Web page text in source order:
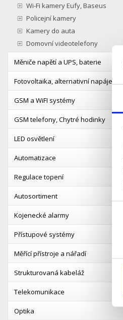
Wi-Fi kamery Eufy, Baseus
Policejní kamery
Kamery do auta
Domovní videotelefony
Měniče napětí a UPS, baterie
Fotovoltaika, alternativní napájení
GSM a WiFI systémy
GSM telefony, Chytré hodinky
LED osvětlení
Automatizace
Regulace topení
Autosortiment
Kojenecké alarmy
Přístupové systémy
Měřící přístroje a nářadí
Strukturovaná kabeláž
Telekomunikace
Optika